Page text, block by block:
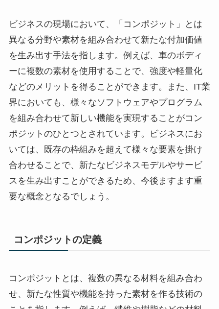
ビジネスの現場において、「コンポジット」とは
異なる分野や素材を組み合わせて新たな付加価値
を生み出す手法を指します。例えば、車のボディ
ーに複数の素材を使用することで、強度や軽量化
などのメリットを得ることができます。また、IT業
界においても、様々なソフトウェアやプログラム
を組み合わせて新しい機能を実現することがコン
ポジットのひとつとされています。ビジネスにお
いては、既存の枠組みを超えて様々な要素を掛け
合わせることで、新たなビジネスモデルやサービ
スを生み出すことができるため、今後ますます重
要な概念となるでしょう。
コンポジットの定義
コンポジットとは、複数の異なる材料を組み合わ
せ、新たな性質や機能を持った素材を作る技術の